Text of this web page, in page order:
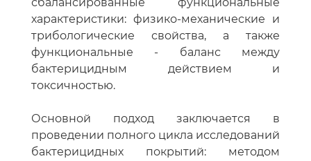
характеристики: физико-механические и
трибологические свойства, а также
функциональные - баланс между
бактерицидным действием и
токсичностью.
Основной подход заключается в
проведении полного цикла исследований
бактерицидных покрытий: методом